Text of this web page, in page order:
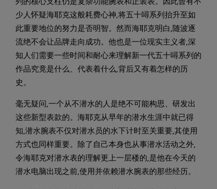
列的核心支柱仍是复杂功能腕表和正装表。因此曾有不
少人怀疑海耶克这般耗费心神,将五十噚系列抬升至如
此重要地位的努力是否明智。然而海耶克明白,随波逐
流绝不会让品牌走向成功。他也是一位现实主义者,深
知人们需要一些时间和耐心来理解新一代五十噚系列的
作品究竟是什么、代表着什么,背后又有着怎样的历
史。
毫无疑问,一个从不潜水的人是绝不可能构思、研发出
这些新型表款的。海耶克从早年的潜水生涯中就已得
知,潜水腕表不仅对潜水员的水下计时至关重要,其使用
方式也同样重要。除了自己本身也从事潜水活动之外,
令海耶克对潜水表的理解更上一层楼的,是他在今天的
潜水电脑出现之前,使用并依赖潜水腕表的那些经历。